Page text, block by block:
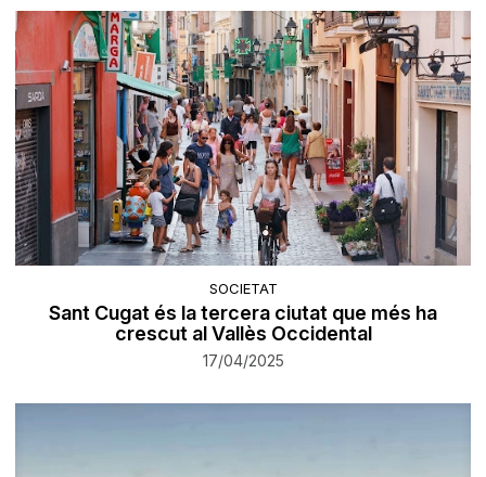
SOCIETAT
Sant Cugat és la tercera ciutat que més ha
crescut al Vallès Occidental
17/04/2025